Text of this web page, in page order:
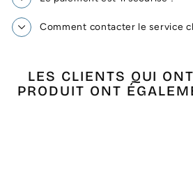
Comment contacter le service
LES CLIENTS QUI
PRODUIT ONT